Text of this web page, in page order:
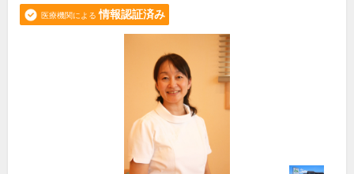
医療機関による 情報認証済み